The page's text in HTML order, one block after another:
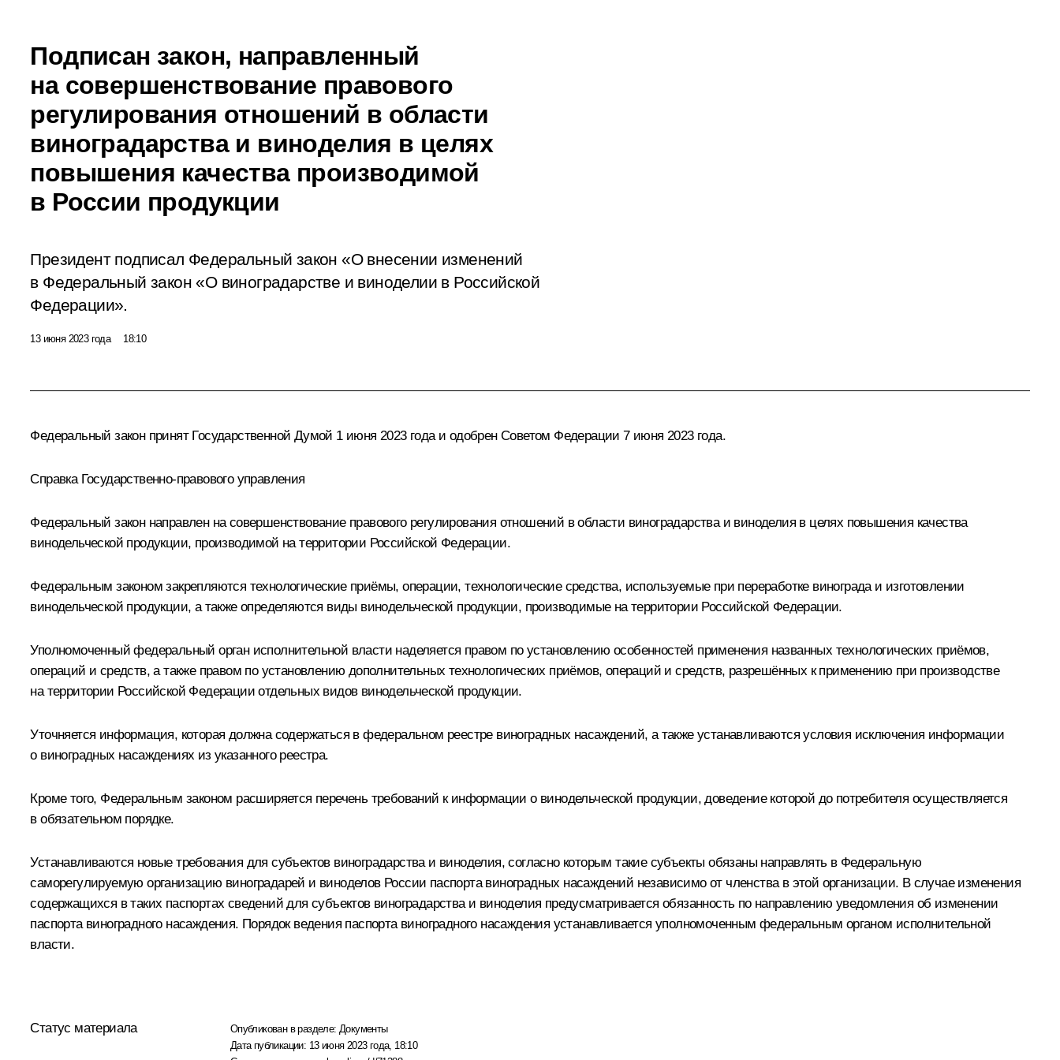
Подписан закон, направленный
на совершенствование правового
регулирования отношений в области
виноградарства и виноделия в целях
повышения качества производимой
в России продукции
Президент подписал Федеральный закон «О внесении изменений
в Федеральный закон «О виноградарстве и виноделии в Российской
Федерации».
13 июня 2023 года 18:10
Федеральный закон принят Государственной Думой 1 июня 2023 года и одобрен Советом Федерации 7 июня 2023 года.
Справка Государственно-правового управления
Федеральный закон направлен на совершенствование правового регулирования отношений в области виноградарства и виноделия в целях повышения качества
винодельческой продукции, производимой на территории Российской Федерации.
Федеральным законом закрепляются технологические приёмы, операции, технологические средства, используемые при переработке винограда и изготовлении
винодельческой продукции, а также определяются виды винодельческой продукции, производимые на территории Российской Федерации.
Уполномоченный федеральный орган исполнительной власти наделяется правом по установлению особенностей применения названных технологических приёмов,
операций и средств, а также правом по установлению дополнительных технологических приёмов, операций и средств, разрешённых к применению при производстве
на территории Российской Федерации отдельных видов винодельческой продукции.
Уточняется информация, которая должна содержаться в федеральном реестре виноградных насаждений, а также устанавливаются условия исключения информации
о виноградных насаждениях из указанного реестра.
Кроме того, Федеральным законом расширяется перечень требований к информации о винодельческой продукции, доведение которой до потребителя осуществляется
в обязательном порядке.
Устанавливаются новые требования для субъектов виноградарства и виноделия, согласно которым такие субъекты обязаны направлять в Федеральную
саморегулируемую организацию виноградарей и виноделов России паспорта виноградных насаждений независимо от членства в этой организации. В случае изменения
содержащихся в таких паспортах сведений для субъектов виноградарства и виноделия предусматривается обязанность по направлению уведомления об изменении
паспорта виноградного насаждения. Порядок ведения паспорта виноградного насаждения устанавливается уполномоченным федеральным органом исполнительной
власти.
Статус материала Опубликован в разделе: Документы
Дата публикации: 13 июня 2023 года, 18:10